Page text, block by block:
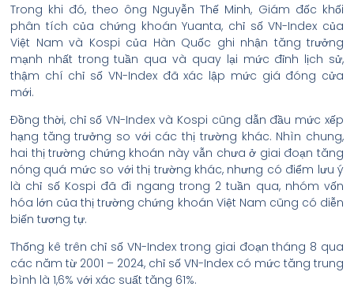
Trong khi đó, theo ông Nguyễn Thế Minh, Giám đốc khối
phân tích của chứng khoán Yuanta, chỉ số VN-Index của
Việt Nam và Kospi của Hàn Quốc ghi nhận tăng trưởng
mạnh nhất trong tuần qua và quay lại mức đỉnh lịch sử,
thậm chí chỉ số VN-Index đã xác lập mức giá đóng cửa
mới.
Đồng thời, chỉ số VN-Index và Kospi cũng dẫn đầu mức xếp
hạng tăng trưởng so với các thị trường khác. Nhìn chung,
hai thị trường chứng khoán này vẫn chưa ở giai đoạn tăng
nóng quá mức so với thị trường khác, nhưng có điểm lưu ý
là chỉ số Kospi đã đi ngang trong 2 tuần qua, nhóm vốn
hóa lớn của thị trường chứng khoán Việt Nam cũng có diễn
biến tương tự.
Thống kê trên chỉ số VN-Index trong giai đoạn tháng 8 qua
các năm từ 2001 – 2024, chỉ số VN-Index có mức tăng trung
bình là 1,6% với xác suất tăng 61%.